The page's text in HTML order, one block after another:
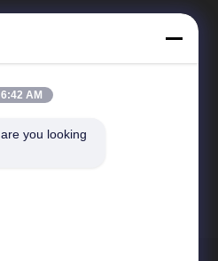
Связи
6:42 AM
you looking